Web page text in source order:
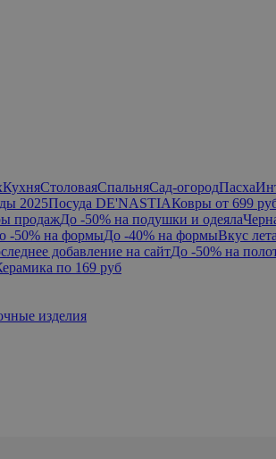
КухняСтоловаяСпальняСад-огородПасха
2025Посуда DE'NASTIAКовры от 699
продажДо -50% на подушки и одеяла
-50% на формыДо -40% на формыВкус лета
добавление на сайтДо -50% на
по 169 руб
изделия